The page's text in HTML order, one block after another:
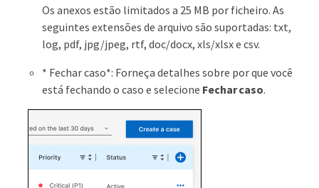
Os anexos estão limitados a 25 MB por ficheiro. As
seguintes extensões de arquivo são suportadas: txt,
log, pdf, jpg/jpeg, rtf, doc/docx, xls/xlsx e csv.
* Fechar caso*: Forneça detalhes sobre por que você
está fechando o caso e selecione Fechar caso.